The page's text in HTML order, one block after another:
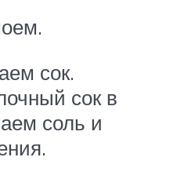
сок.
сок в
соль и